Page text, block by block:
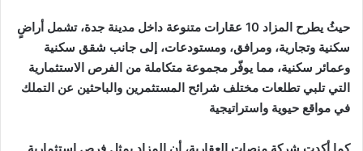
حيثُ يطرح المزاد 10 عقارات متنوعة داخل مدينة جدة، تشمل أراضٍ
سكنية وتجارية، ومرافق، ومستودعات، إلى جانب شقق سكنية
وعمائر سكنية، مما يوفّر مجموعة متكاملة من الفرص الاستثمارية
التي تلبي تطلعات مختلف شرائح المستثمرين والباحثين عن التملك
في مواقع حيوية واستراتيجية